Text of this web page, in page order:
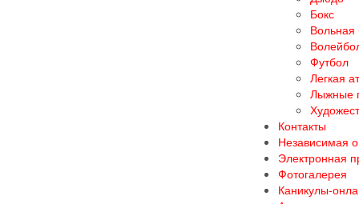
Бокс
Вольная
Футбол
Легкая
Лыжные
Контакты
Независимая
Электронная
Фотогалерея
Каникулы-